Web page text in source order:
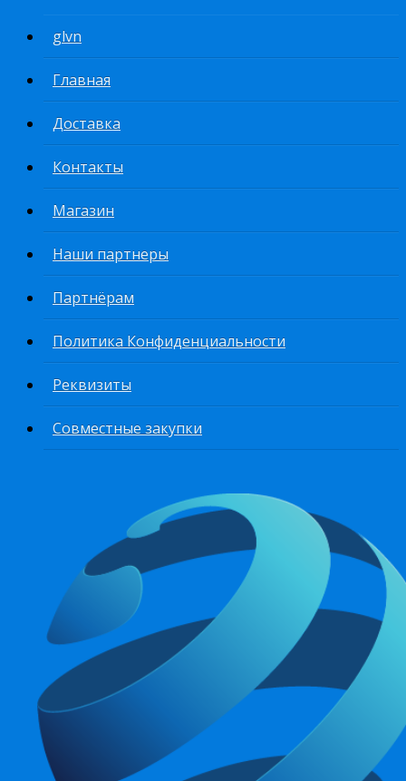
glvn
Главная
Доставка
Контакты
Магазин
Наши партнеры
Партнёрам
Политика Конфиденциальности
Реквизиты
Совместные закупки